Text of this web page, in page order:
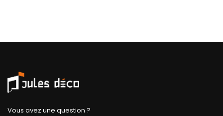
Vous avez une question ?